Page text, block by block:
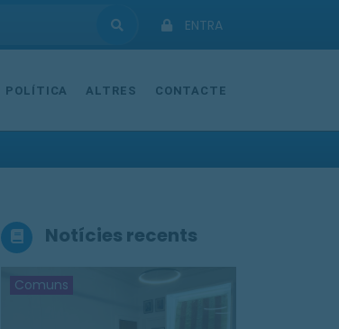
ENTRA
POLÍTICA ALTRES CONTACTE
Notícies recents
Comuns